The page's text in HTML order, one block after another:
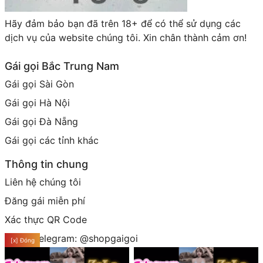
Hãy đảm bảo bạn đã trên 18+ để có thể sử dụng các
dịch vụ của website chúng tôi. Xin chân thành cảm ơn!
Gái gọi Bắc Trung Nam
Gái gọi Sài Gòn
Gái gọi Hà Nội
Gái gọi Đà Nẵng
Gái gọi các tỉnh khác
Thông tin chung
Liên hệ chúng tôi
Đăng gái miễn phí
Xác thực QR Code
Group telegram: @shopgaigoi
[x] Đóng